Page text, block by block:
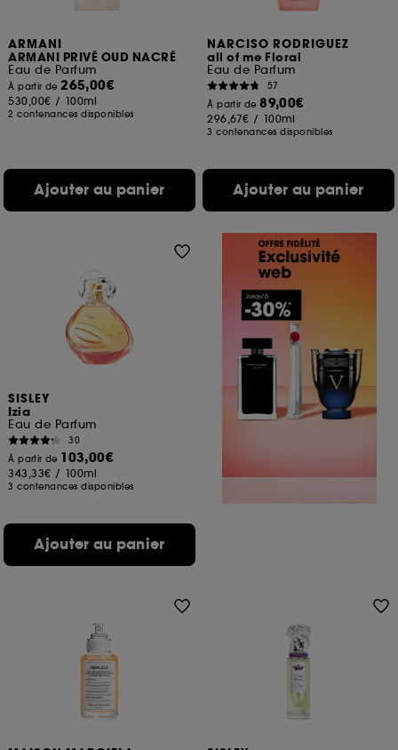
ARMANI
ARMANI PRIVÉ OUD NACRÉ
Eau de Parfum
À partir de265,00€
530,00€ / 100ml
2 contenances disponibles
Ajouter au panier
NARCISO RODRIGUEZ
all of me Floral
Eau de Parfum
57
À partir de89,00€
296,67€ / 100ml
3 contenances disponibles
Ajouter au panier
SISLEY
Izia
Eau de Parfum
30
À partir de 103,00€
343,33€ / 100ml
3 contenances disponibles
Ajouter au panier